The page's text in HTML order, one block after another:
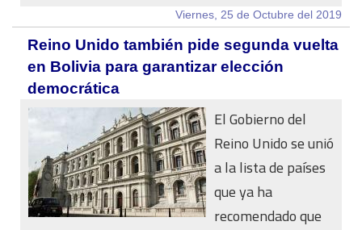
Viernes, 25 de Octubre del 2019
Reino Unido también pide segunda vuelta
en Bolivia para garantizar elección
democrática
El Gobierno del
Reino Unido se unió
a la lista de países
que ya ha
recomendado que